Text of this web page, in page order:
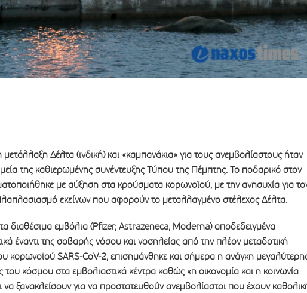
μετάλλαξη Δέλτα (ινδική) και «καμπανάκια» για τους ανεμβολίαστους ήταν
της καθιερωμένης συνέντευξης Tύπου της Πέμπτης. Το ποδαρικό στον
με αύξηση στα κρούσματα κορωνοϊού, με την ανησυχία για
εκείνων που αφορούν το μεταλλαγμένο στέλεχος Δέλτα.
διαθέσιμα εμβόλια (Pfizer, Astrazeneca, Moderna) αποδεδειγμένα
έναντι της σοβαρής νόσου και νοσηλείας από την πλέον μεταδοτική
κορωνοϊού SARS-CoV-2, επισημάνθηκε και σήμερα η ανάγκη
κόσμου στα εμβολιαστικά κέντρα καθώς «η οικονομία και η κοινωνία
να ξανακλείσουν για να προστατευθούν ανεμβολίαστοι που έχουν